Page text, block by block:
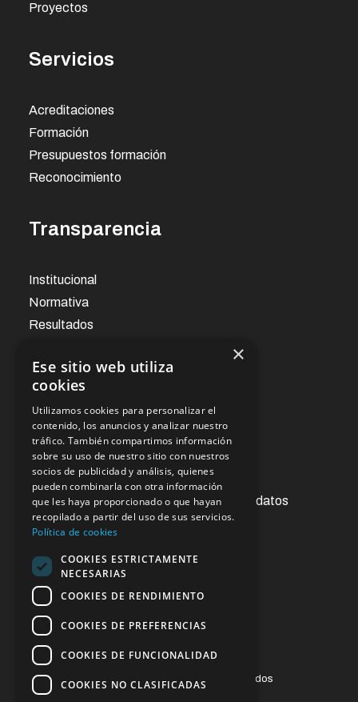
Proyectos
Servicios
Acreditaciones
Formación
Presupuestos formación
Reconocimiento
Transparencia
Institucional
Normativa
Resultados
Noticias
Oficina virtual
Acceso a la información pública
Ejercicios de derechos de protección de datos
Contacto
Enlaces de interés
© 2023 ESSSCAN. Todos los derechos reservados
×
Ese sitio web utiliza
cookies
Utilizamos cookies para personalizar el
contenido, los anuncios y analizar nuestro
tráfico. También compartimos información
sobre su uso de nuestro sitio con nuestros
socios de publicidad y análisis, quienes
pueden combinarla con otra información
que les haya proporcionado o que hayan
recopilado a partir del uso de sus servicios.
Política de cookies
COOKIES ESTRICTAMENTE
NECESARIAS
COOKIES DE RENDIMIENTO
COOKIES DE PREFERENCIAS
COOKIES DE FUNCIONALIDAD
COOKIES NO CLASIFICADAS